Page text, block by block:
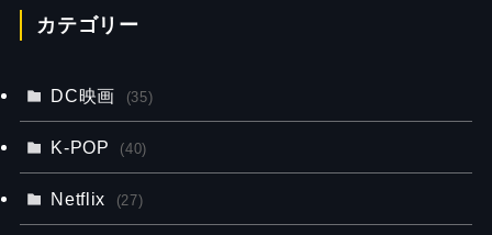
カテゴリー
DC映画 (35)
K-POP (40)
Netflix (27)